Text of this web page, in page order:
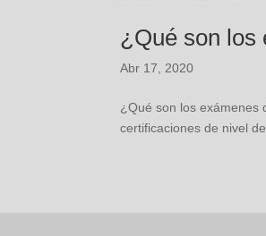
¿Qué son los
Abr 17, 2020
¿Qué son los exámenes
certificaciones de nivel